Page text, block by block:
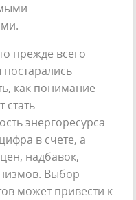
прежде всего
как понимание
стать
энергоресурса
в счете, а
надбавок,
Выбор
может привести к